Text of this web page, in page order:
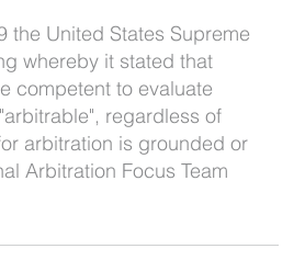
the United States Supreme
whereby it stated that
competent to evaluate
regardless of
arbitration is grounded or
Arbitration Focus Team